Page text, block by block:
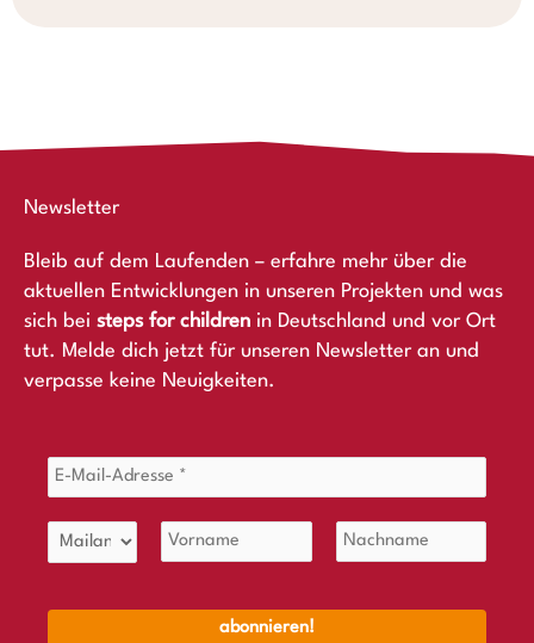
Newsletter
Bleib auf dem Laufenden – erfahre mehr über die
aktuellen Entwicklungen in unseren Projekten und was
sich bei steps for children in Deutschland und vor Ort
tut. Melde dich jetzt für unseren Newsletter an und
verpasse keine Neuigkeiten.